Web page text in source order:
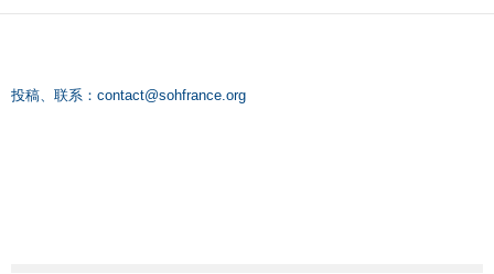
投稿、联系： contact@sohfrance.org